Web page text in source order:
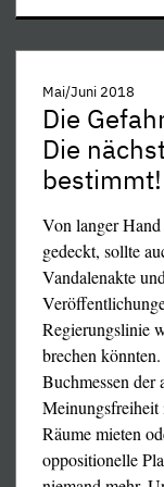
contre
gegen
schweigen
nur im Rahmen
und
nicht
Wer Wind sät,
Ein kackfreches
Stinkezustände
angeblich
Salman Rushdie
Europa ist der
eingeführt. Das
dem Islam
beleidigt, noch
immer
Mai/Juni 2018
Die
Die
bestimmt!
Von langer
gedeckt, sollte
Vandalenakte
Regierungslinie
brechen
Buchmessen
Räume mieten
oppositionelle